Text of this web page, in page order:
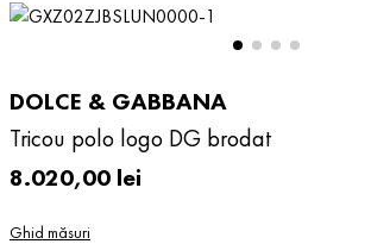
DOLCE & GABBANA
Tricou polo logo DG brodat
8.020,00 lei
Ghid măsuri